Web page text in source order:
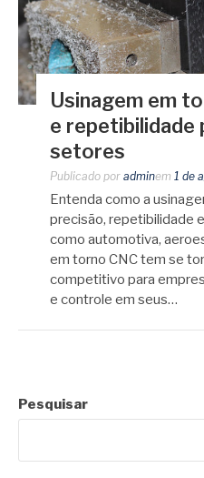
Usinagem em
e repetibilidade
setores
Publicado por adminem 1 de
Entenda como a
precisão, repetibilidade
como automotiva,
em torno CNC tem se
competitivo para
e controle em seus…
Pesquisar